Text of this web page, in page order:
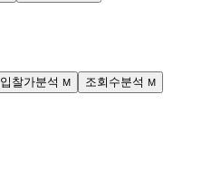
입찰가분석 M 조회수분석 M